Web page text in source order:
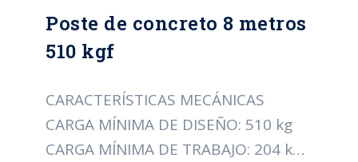
Poste de concreto 8 metros
510 kgf
CARACTERÍSTICAS MECÁNICAS
CARGA MÍNIMA DE DISEÑO: 510 kg
CARGA MÍNIMA DE TRABAJO: 204 kg